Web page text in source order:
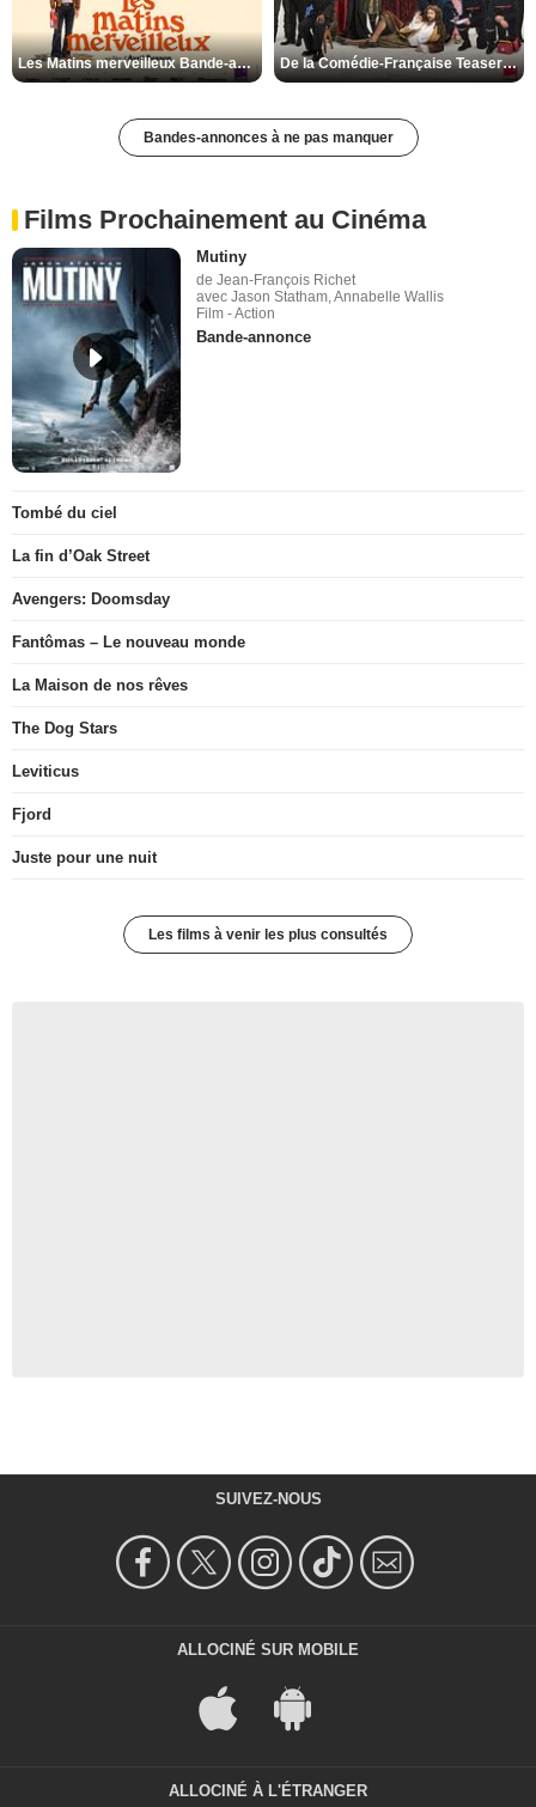
Les Matins merveilleux Bande-annonce VF De la Comédie-Française Teaser VF
Bandes-annonces à ne pas manquer
Films Prochainement au Cinéma
Mutiny
de Jean-François Richet
avec Jason Statham, Annabelle Wallis
Film - Action
Bande-annonce
Tombé du ciel
La fin d’Oak Street
Avengers: Doomsday
Fantômas – Le nouveau monde
La Maison de nos rêves
The Dog Stars
Leviticus
Fjord
Juste pour une nuit
Les films à venir les plus consultés
SUIVEZ-NOUS
ALLOCINÉ SUR MOBILE
ALLOCINÉ À L'ÉTRANGER